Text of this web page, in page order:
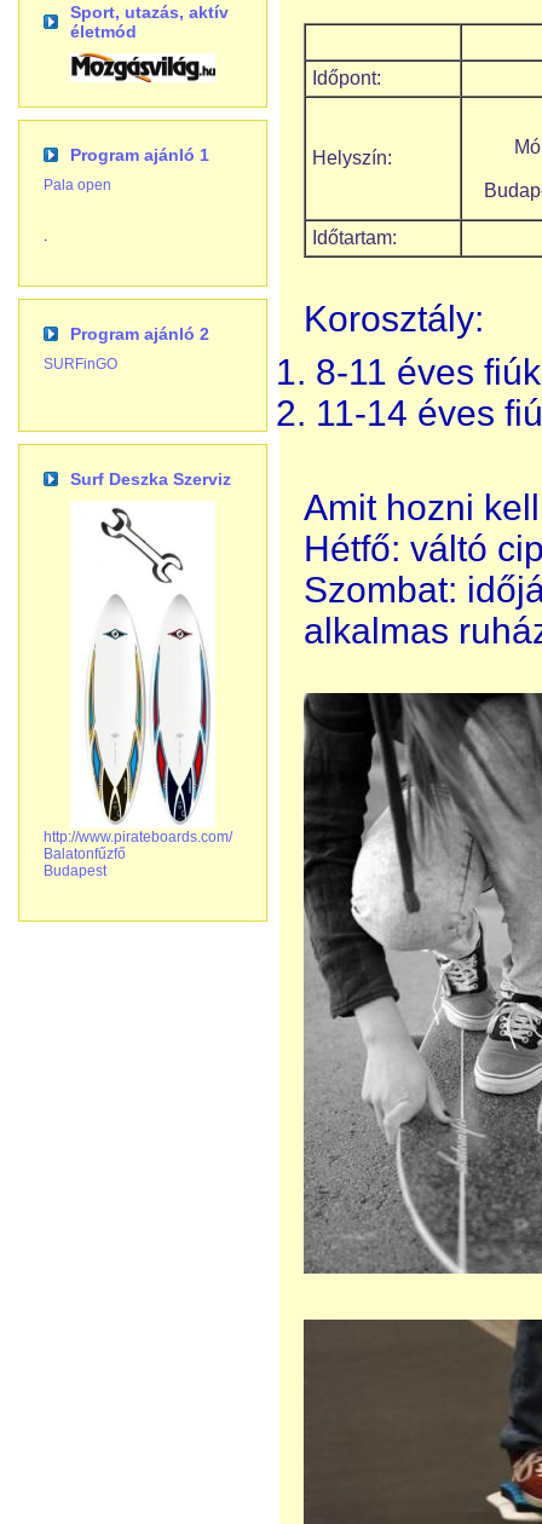
Sport, utazás, aktív
életmód
Program ajánló 1
Pala open
.
Program ajánló 2
SURFinGO
Surf Deszka Szerviz
http://www.pirateboards.com/
Balatonfűzfő
Budapest
Időpont:
Helyszín:
Időtartam:
Korosztály:
8-11 éves
11-14 éves
Amit hozni
Hétfő: váltó
Szombat:
alkalmas